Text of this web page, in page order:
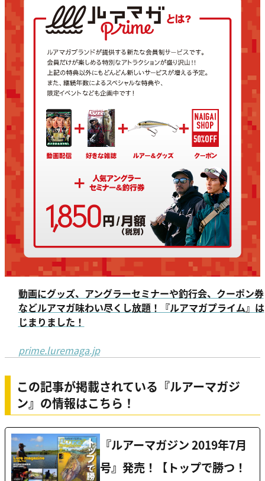
動画にグッズ、アングラーセミナーや釣行会、クーポン券
などルアマガ味わい尽くし放題！『ルアマガプライム』は
じまりました！
prime.luremaga.jp
この記事が掲載されている『ルアーマガジ
ン』の情報はこちら！
『ルアーマガジン 2019年7月
号』発売！【トップで勝つ！